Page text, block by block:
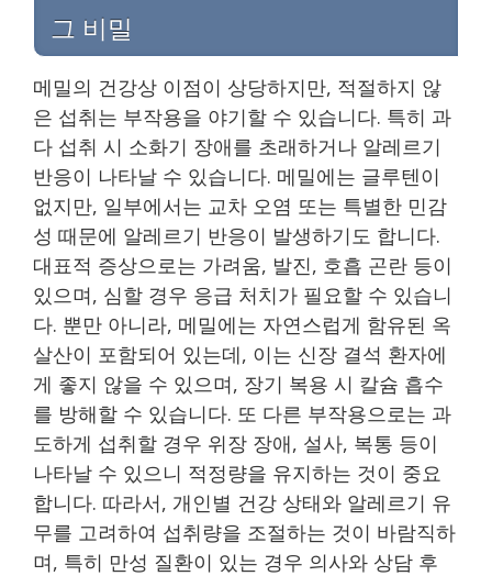
그 비밀
메밀의 건강상 이점이 상당하지만, 적절하지 않
은 섭취는 부작용을 야기할 수 있습니다. 특히 과
다 섭취 시 소화기 장애를 초래하거나 알레르기
반응이 나타날 수 있습니다. 메밀에는 글루텐이
없지만, 일부에서는 교차 오염 또는 특별한 민감
성 때문에 알레르기 반응이 발생하기도 합니다.
대표적 증상으로는 가려움, 발진, 호흡 곤란 등이
있으며, 심할 경우 응급 처치가 필요할 수 있습니
다. 뿐만 아니라, 메밀에는 자연스럽게 함유된 옥
살산이 포함되어 있는데, 이는 신장 결석 환자에
게 좋지 않을 수 있으며, 장기 복용 시 칼슘 흡수
를 방해할 수 있습니다. 또 다른 부작용으로는 과
도하게 섭취할 경우 위장 장애, 설사, 복통 등이
나타날 수 있으니 적정량을 유지하는 것이 중요
합니다. 따라서, 개인별 건강 상태와 알레르기 유
무를 고려하여 섭취량을 조절하는 것이 바람직하
며, 특히 만성 질환이 있는 경우 의사와 상담 후